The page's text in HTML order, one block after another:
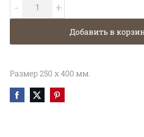
- +
Добавить в
Размер 250 х 400 мм.